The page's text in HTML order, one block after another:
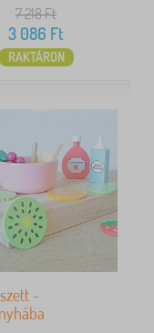
7 218Ft
3 086 Ft
RAKTÁRON
-